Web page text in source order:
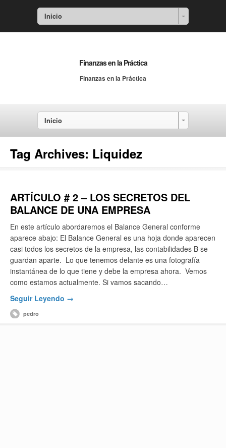
Inicio
Finanzas en la Práctica
Finanzas en la Práctica
Inicio
Tag Archives: Liquidez
ARTÍCULO # 2 – LOS SECRETOS DEL
BALANCE DE UNA EMPRESA
En este artículo abordaremos el Balance General conforme
aparece abajo: El Balance General es una hoja donde aparecen
casi todos los secretos de la empresa, las contabilidades B se
guardan aparte. Lo que tenemos delante es una fotografía
instantánea de lo que tiene y debe la empresa ahora. Vemos
como estamos actualmente. Si vamos sacando…
Seguir Leyendo →
pedro